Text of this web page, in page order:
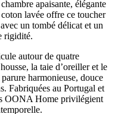
apaisante, élégante
lavée offre ce toucher
un tombé délicat et un
rigidité.
autour de quatre
la taie d’oreiller et le
harmonieuse, douce
Fabriquées au Portugal et
OONA Home privilégient